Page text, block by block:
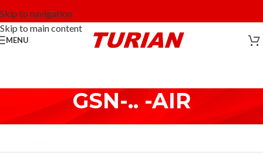
Skip to navigation
Skip to main content
MENU
GSN-.. -AIR
Home/Aria e Vuoto - Air & Vacuum/GSN-.. -AIR